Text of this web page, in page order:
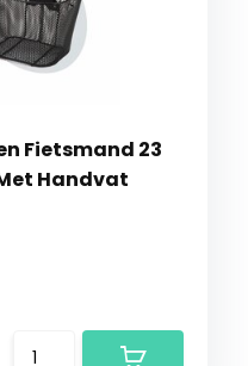
Fietsmand 23
Handvat